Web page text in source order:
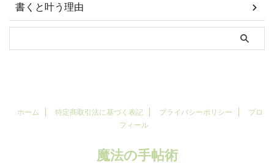
書くと叶う理由
ホーム 特定商取引法に基づく表記 プライバシーポリシー
プロ
フィール
魔法の手帖術